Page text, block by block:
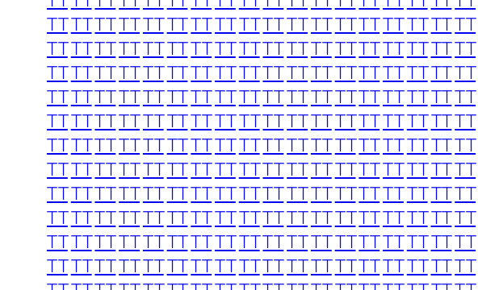
TTTTTTTTTTTTTTTTTTTTTTTTTTTTTTTTTTTT
TTTTTTTTTTTTTTTTTTTTTTTTTTTTTTTTTTTT
TTTTTTTTTTTTTTTTTTTTTTTTTTTTTTTTTTTT
TTTTTTTTTTTTTTTTTTTTTTTTTTTTTTTTTTTT
TTTTTTTTTTTTTTTTTTTTTTTTTTTTTTTTTTTT
TTTTTTTTTTTTTTTTTTTTTTTTTTTTTTTTTTTT
TTTTTTTTTTTTTTTTTTTTTTTTTTTTTTTTTTTT
TTTTTTTTTTTTTTTTTTTTTTTTTTTTTTTTTTTT
TTTTTTTTTTTTTTTTTTTTTTTTTTTTTTTTTTTT
TTTTTTTTTTTTTTTTTTTTTTTTTTTTTTTTTTTT
TTTTTTTTTTTTTTTTTTTTTTTTTTTTTTTTTTTT